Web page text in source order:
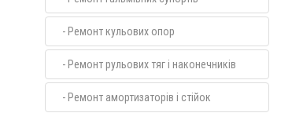
- Ремонт кульових опор
- Ремонт рульових тяг і наконечників
- Ремонт амортизаторів і стійок